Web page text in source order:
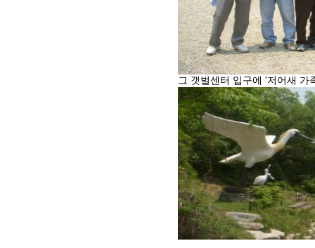
그 갯벌센터 입구에 '저어새